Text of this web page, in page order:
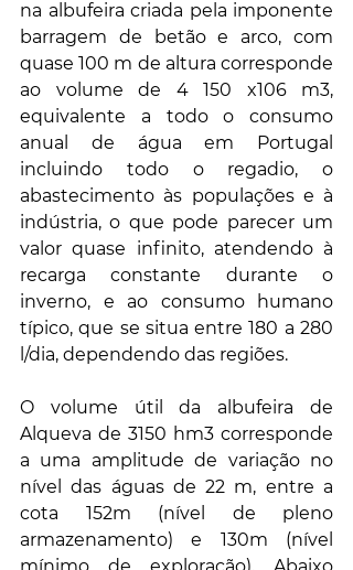
na albufeira criada pela imponente
barragem de betão e arco, com
quase 100 m de altura corresponde
ao volume de 4 150 x106 m3,
equivalente a todo o consumo
anual de água em Portugal
incluindo todo o regadio, o
abastecimento às populações e à
indústria, o que pode parecer um
valor quase infinito, atendendo à
recarga constante durante o
inverno, e ao consumo humano
típico, que se situa entre 180 a 280
l/dia, dependendo das regiões.
O volume útil da albufeira de
Alqueva de 3150 hm3 corresponde
a uma amplitude de variação no
nível das águas de 22 m, entre a
cota 152m (nível de pleno
armazenamento) e 130m (nível